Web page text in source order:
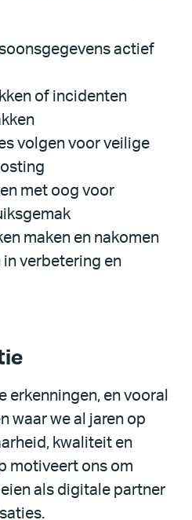
actief
of incidenten
volgen voor veilige
met oog voor
maken en nakomen
in verbetering en
erkenningen, en vooral
waar we al jaren op
kwaliteit en
motiveert ons om
als digitale partner